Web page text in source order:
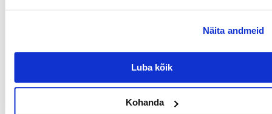
Näita andmeid
Luba kõik
Kohanda
TERVISELE:
Millised on toote hindamise reeglid?